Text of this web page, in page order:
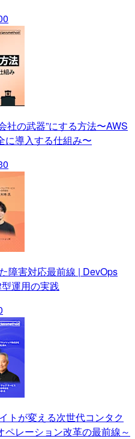
社の武器”にする方法〜AWS
に導入する仕組み〜
障害対応最前線 | DevOps
運用の実践
トが変える次世代コンタク
ペレーション改革の最前線～